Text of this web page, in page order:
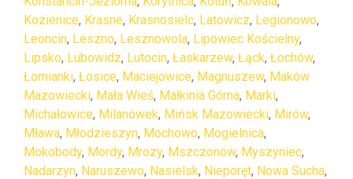
Kozienice, Krasne, Krasnosielc, Latowicz, Legionowo,
Leoncin, Leszno, Lesznowola, Lipowiec Kościelny,
Lipsko, Lubowidz, Lutocin, Łaskarzew, Łąck, Łochów,
Łomianki, Łosice, Maciejowice, Magnuszew, Maków
Mazowiecki, Mała Wieś, Małkinia Górna, Marki,
Michałowice, Milanówek, Mińsk Mazowiecki, Mirów,
Mława, Młodzieszyn, Mochowo, Mogielnica,
Mokobody, Mordy, Mrozy, Mszczonów, Myszyniec,
Nadarzyn, Naruszewo, Nasielsk, Nieporęt, Nowa Sucha,